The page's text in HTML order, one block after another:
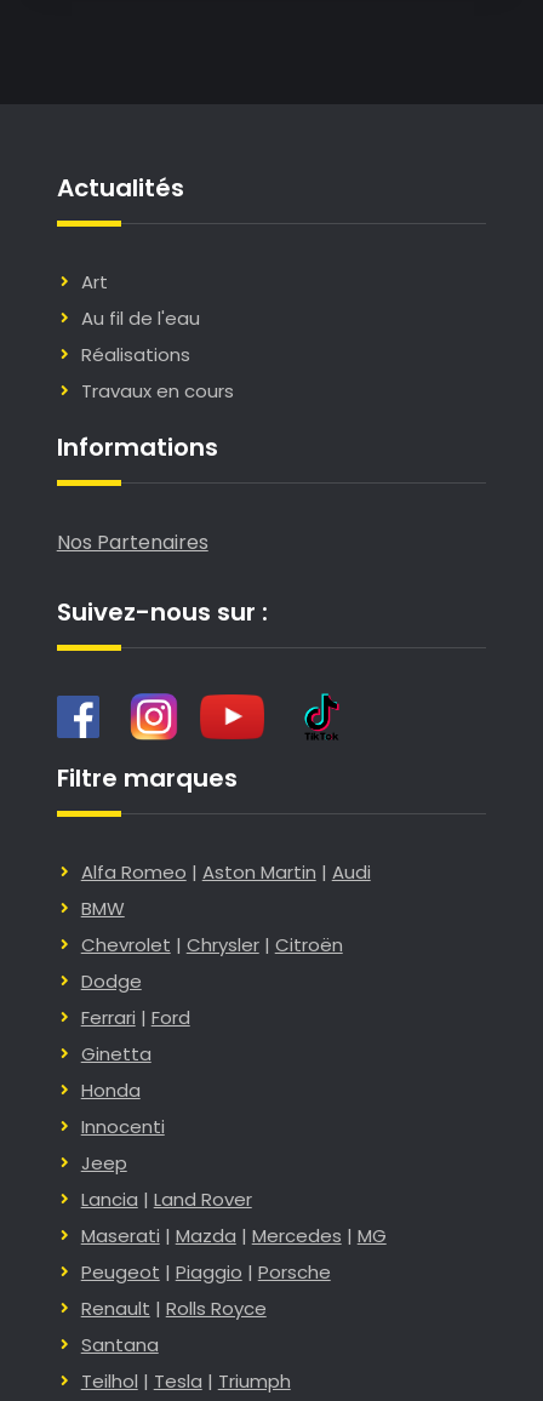
Actualités
Art
Au fil de l'eau
Réalisations
Travaux en cours
Informations
Nos Partenaires
Suivez-nous sur :
Filtre marques
Alfa Romeo | Aston Martin | Audi
BMW
Chevrolet | Chrysler| Citroën
Dodge
Ferrari | Ford
Ginetta
Honda
Innocenti
Jeep
Lancia | Land Rover
Maserati | Mazda | Mercedes | MG
Peugeot | Piaggio | Porsche
Renault | Rolls Royce
Santana
Teilhol | Tesla | Triumph